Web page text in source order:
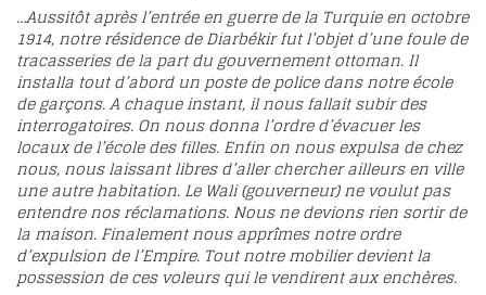
…Aussitôt après l’entrée en guerre de la Turquie en octobre
1914, notre résidence de Diarbékir fut l’objet d’une foule de
tracasseries de la part du gouvernement ottoman. Il
installa tout d’abord un poste de police dans notre école
de garçons. A chaque instant, il nous fallait subir des
interrogatoires. On nous donna l’ordre d’évacuer les
locaux de l’école des filles. Enfin on nous expulsa de chez
nous, nous laissant libres d’aller chercher ailleurs en ville
une autre habitation. Le Wali (gouverneur) ne voulut pas
entendre nos réclamations. Nous ne devions rien sortir de
la maison. Finalement nous apprîmes notre ordre
d’expulsion de l’Empire. Tout notre mobilier devient la
possession de ces voleurs qui le vendirent aux enchères.